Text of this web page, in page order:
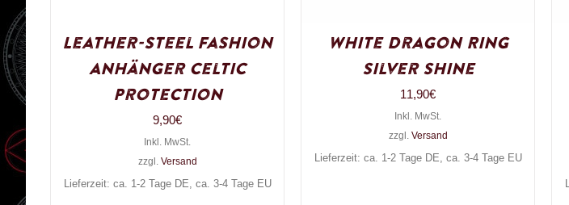
Leather-Steel Fashion
Anhänger Celtic
Protection
9,90€
Inkl. MwSt.
zzgl. Versand
Lieferzeit: ca. 1-2 Tage DE, ca. 3-4 Tage EU
White Dragon Ring
Silver Shine
11,90€
Inkl. MwSt.
zzgl. Versand
Lieferzeit: ca. 1-2 Tage DE, ca. 3-4 Tage EU